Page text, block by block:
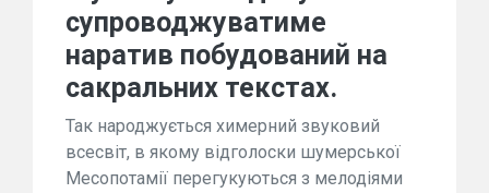
супроводжуватиме
наратив побудований на
сакральних текстах.
Так народжується химерний звуковий
всесвіт, в якому відголоски шумерської
Месопотамії перегукуються з мелодіями